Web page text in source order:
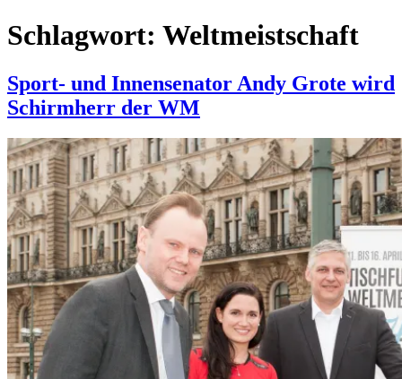
Schlagwort: Weltmeistschaft
Sport- und Innensenator Andy Grote wird
Schirmherr der WM